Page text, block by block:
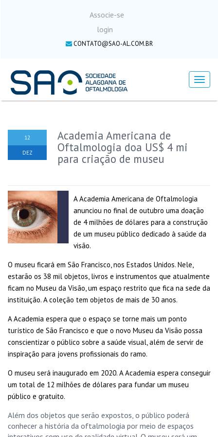
Associe-se
login
CONTATO@SAO-AL.COM.BR
Menu
12
DEZ
Academia Americana de
Oftalmologia doa US$ 4 mi
para criação de museu
A Academia Americana de Oftalmologia
anunciou no final de outubro uma doação
de 4 milhões de dólares para a construção
de um museu público dedicado à saúde da
visão.
O museu ficará em São Francisco, nos Estados Unidos. Nele,
estarão os 38 mil objetos, livros e instrumentos que atualmente
ficam no Museu da Visão, um espaço restrito que fica na sede da
instituição. A coleção tem objetos de mais de 30 anos.
A Academia espera que o espaço se torne mais um ponto
turístico de São Francisco e que o novo Museu da Visão possa
conscientizar o público sobre a saúde visual, além de servir de
inspiração para jovens profissionais do ramo.
O museu será inaugurado em 2020. A Academia espera conseguir
um total de 12 milhões de dólares para fundar um museu
público e gratuito.
Além dos objetos que serão expostos, o público poderá
conhecer a história da oftalmologia por meio de espaços